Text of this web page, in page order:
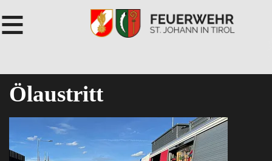
≡
Ölaustritt